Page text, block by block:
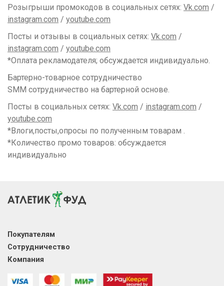
Розыгрыши промокодов в социальных сетях: Vk.com /
instagram.com / youtube.com
Посты и отзывы в социальных сетях: Vk.com /
instagram.com / youtube.com
*Оплата рекламодателя; обсуждается индивидуально.
Бартерно-товарное сотрудничество
SMM сотрудничество на бартерной основе.
Посты в социальных сетях: Vk.com / instagram.com /
youtube.com
*Влоги,посты,опросы по полученным товарам .
*Количество промо товаров: обсуждается
индивидуально
Покупателям
Сотрудничество
Компания